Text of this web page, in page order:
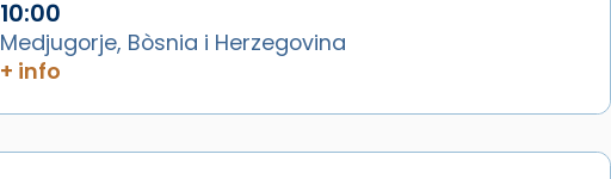
10:00
Medjugorje, Bòsnia i Herzegovina
+ info